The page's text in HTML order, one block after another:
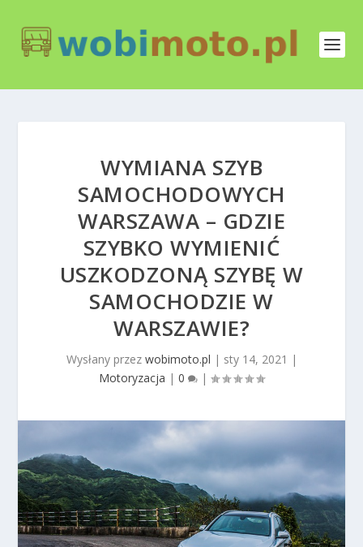
WYMIANA SZYB
SAMOCHODOWYCH
WARSZAWA – GDZIE
SZYBKO WYMIENIĆ
USZKODZONĄ SZYBĘ W
SAMOCHODZIE W
WARSZAWIE?
Wysłany przez wobimoto.pl | sty 14, 2021 |
Motoryzacja | 0 |